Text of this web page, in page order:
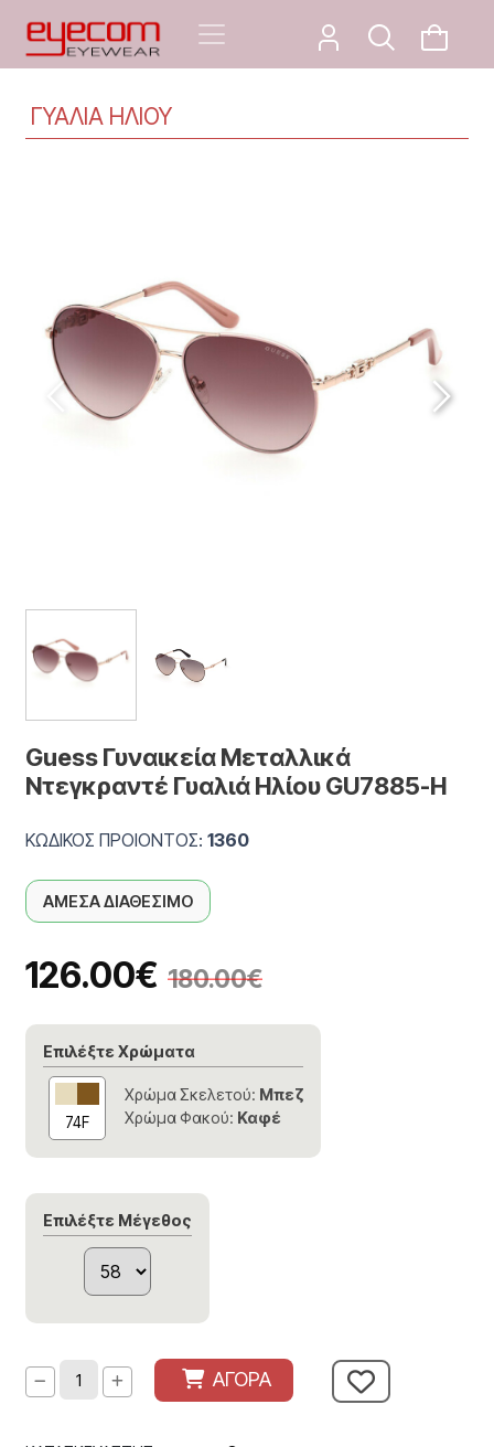
ΓΥΑΛΙΑ ΗΛΙΟΥ
Guess Γυναικεία Μεταλλικά
Ντεγκραντέ Γυαλιά Ηλίου GU7885-H
ΚΩΔΙΚΟΣ ΠΡΟΙΟΝΤΟΣ:1360
ΑΜΕΣΑ ΔΙΑΘΕΣΙΜΟ
126.00€ 180.00€
Επιλέξτε Χρώματα
74F
Χρώμα Σκελετού: Μπεζ
Χρώμα Φακού: Καφέ
Επιλέξτε Μέγεθος
ΑΓΟΡΑ